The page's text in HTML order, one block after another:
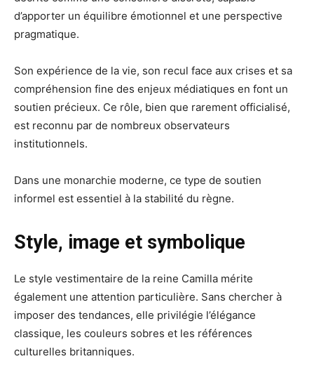
d’apporter un équilibre émotionnel et une perspective
pragmatique.
Son expérience de la vie, son recul face aux crises et sa
compréhension fine des enjeux médiatiques en font un
soutien précieux. Ce rôle, bien que rarement officialisé,
est reconnu par de nombreux observateurs
institutionnels.
Dans une monarchie moderne, ce type de soutien
informel est essentiel à la stabilité du règne.
Style, image et symbolique
Le style vestimentaire de la reine Camilla mérite
également une attention particulière. Sans chercher à
imposer des tendances, elle privilégie l’élégance
classique, les couleurs sobres et les références
culturelles britanniques.